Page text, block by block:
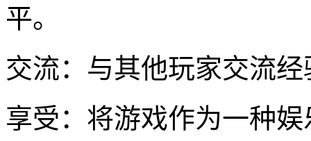
平。
交流：与其他玩家交流
享受：将游戏作为一种